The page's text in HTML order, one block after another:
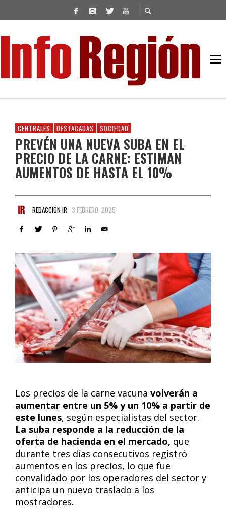
CENTRALES DESTACADAS SOCIEDAD
PREVÉN UNA NUEVA SUBA EN EL
PRECIO DE LA CARNE: ESTIMAN
AUMENTOS DE HASTA EL 10%
REDACCIÓN IR 3 FEBRERO, 2025
Los precios de la carne vacuna volverán a
aumentar entre un 5% y un 10% a partir de
este lunes, según especialistas del sector.
La suba responde a la reducción de la
oferta de hacienda en el mercado, que
durante tres días consecutivos registró
aumentos en los precios, lo que fue
convalidado por los operadores del sector y
anticipa un nuevo traslado a los
mostradores.